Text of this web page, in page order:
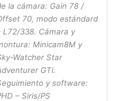
la cámara: Gain 78 /
70, modo estándard
L72/338. Cámara y
Minicam8M y
Watcher Star
GTi.
y software:
– Siris/PS